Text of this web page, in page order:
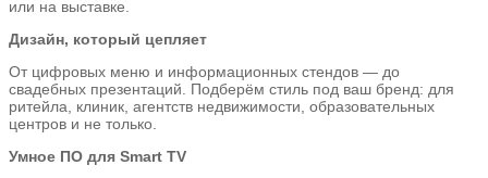
или на выставке.
Дизайн, который цепляет
От цифровых меню и информационных стендов — до
свадебных презентаций. Подберём стиль под ваш бренд: для
ритейла, клиник, агентств недвижимости, образовательных
центров и не только.
Умное ПО для Smart TV